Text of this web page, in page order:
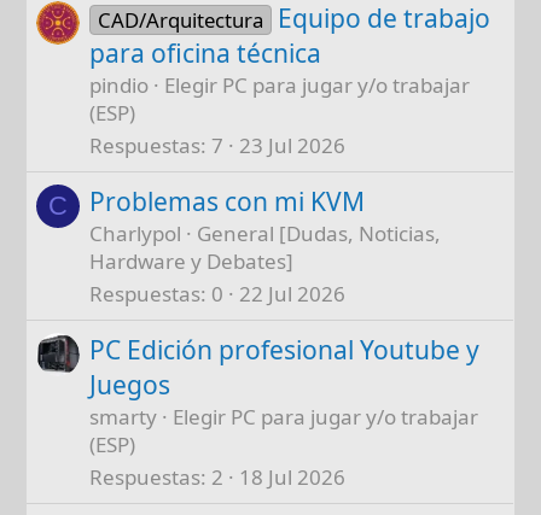
CAD/Arquitectura
Equipo de trabajo
para oficina técnica
pindio
Elegir PC para jugar y/o trabajar
(ESP)
Respuestas 7 23 Jul 2026
C Problemas con mi KVM
Charlypol
General [Dudas, Noticias,
Hardware y Debates]
Respuestas 0 22 Jul 2026
PC Edición profesional Youtube y
Juegos
smarty
Elegir PC para jugar y/o trabajar
(ESP)
Respuestas 2 18 Jul 2026